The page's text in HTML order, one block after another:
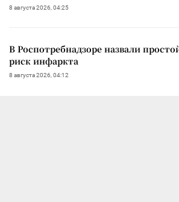
8 августа 2026, 04:25
В Роспотребнадзоре назвали
риск инфаркта
8 августа 2026, 04:12